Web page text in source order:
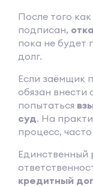
После того
подписан,
пока не будет
долг.
Если заёмщик
обязан внести
попытаться
суд. На
процесс,
Единственный
кредитный